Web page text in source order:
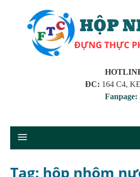
ĐC: 164 C4,
Tag: hộp nhôm